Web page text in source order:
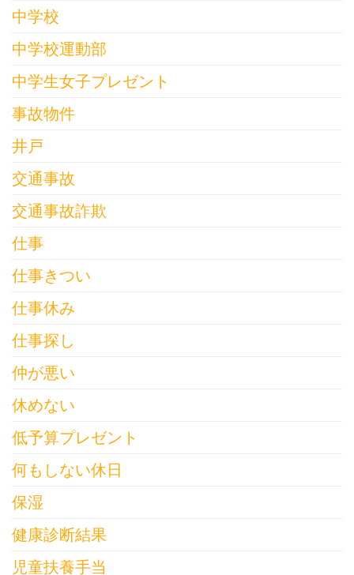
中学校
中学校運動部
中学生女子プレゼント
事故物件
井戸
交通事故
交通事故詐欺
仕事
仕事きつい
仕事休み
仕事探し
仲が悪い
休めない
低予算プレゼント
何もしない休日
保湿
健康診断結果
児童扶養手当